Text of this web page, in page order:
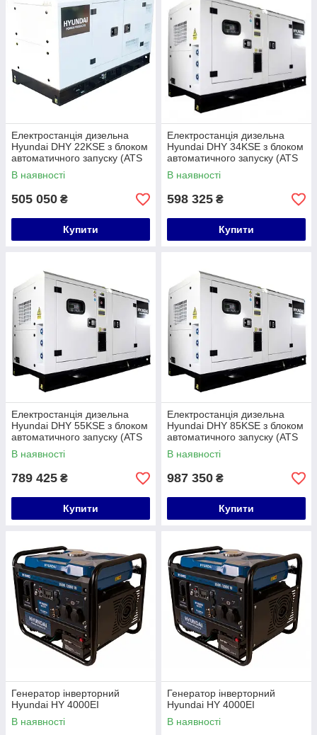
Електростанція дизельна
Hyundai DHY 22KSE з блоком
автоматичного запуску (ATS
100)
В наявності
505 050 ₴
Купити
Електростанція дизельна
Hyundai DHY 34KSE з блоком
автоматичного запуску (ATS
100)
В наявності
598 325 ₴
Купити
Електростанція дизельна
Hyundai DHY 55KSE з блоком
автоматичного запуску (ATS
100)
В наявності
789 425 ₴
Купити
Електростанція дизельна
Hyundai DHY 85KSE з блоком
автоматичного запуску (ATS
160)
В наявності
987 350 ₴
Купити
Генератор інверторний
Hyundai HY 4000EI
В наявності
Генератор інверторний
Hyundai HY 4000EI
В наявності